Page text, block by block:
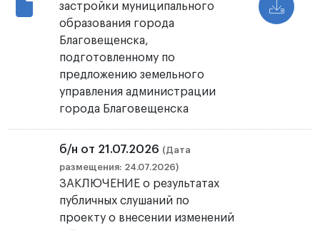
застройки муниципального
образования города
Благовещенска,
подготовленному по
предложению земельного
управления администрации
города Благовещенска
б/н от 21.07.2026 (Дата
размещения: 24.07.2026)
ЗАКЛЮЧЕНИЕ о результатах
публичных слушаний по
проекту о внесении изменений